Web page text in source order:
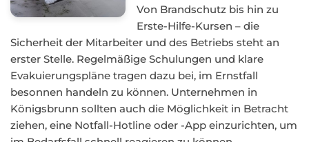
Von Brandschutz bis hin zu
Erste-Hilfe-Kursen – die
Sicherheit der Mitarbeiter und des Betriebs steht an
erster Stelle. Regelmäßige Schulungen und klare
Evakuierungspläne tragen dazu bei, im Ernstfall
besonnen handeln zu können. Unternehmen in
Königsbrunn sollten auch die Möglichkeit in Betracht
ziehen, eine Notfall-Hotline oder -App einzurichten, um